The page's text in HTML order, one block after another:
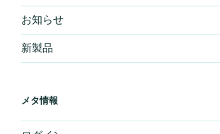
お知らせ
新製品
メタ情報